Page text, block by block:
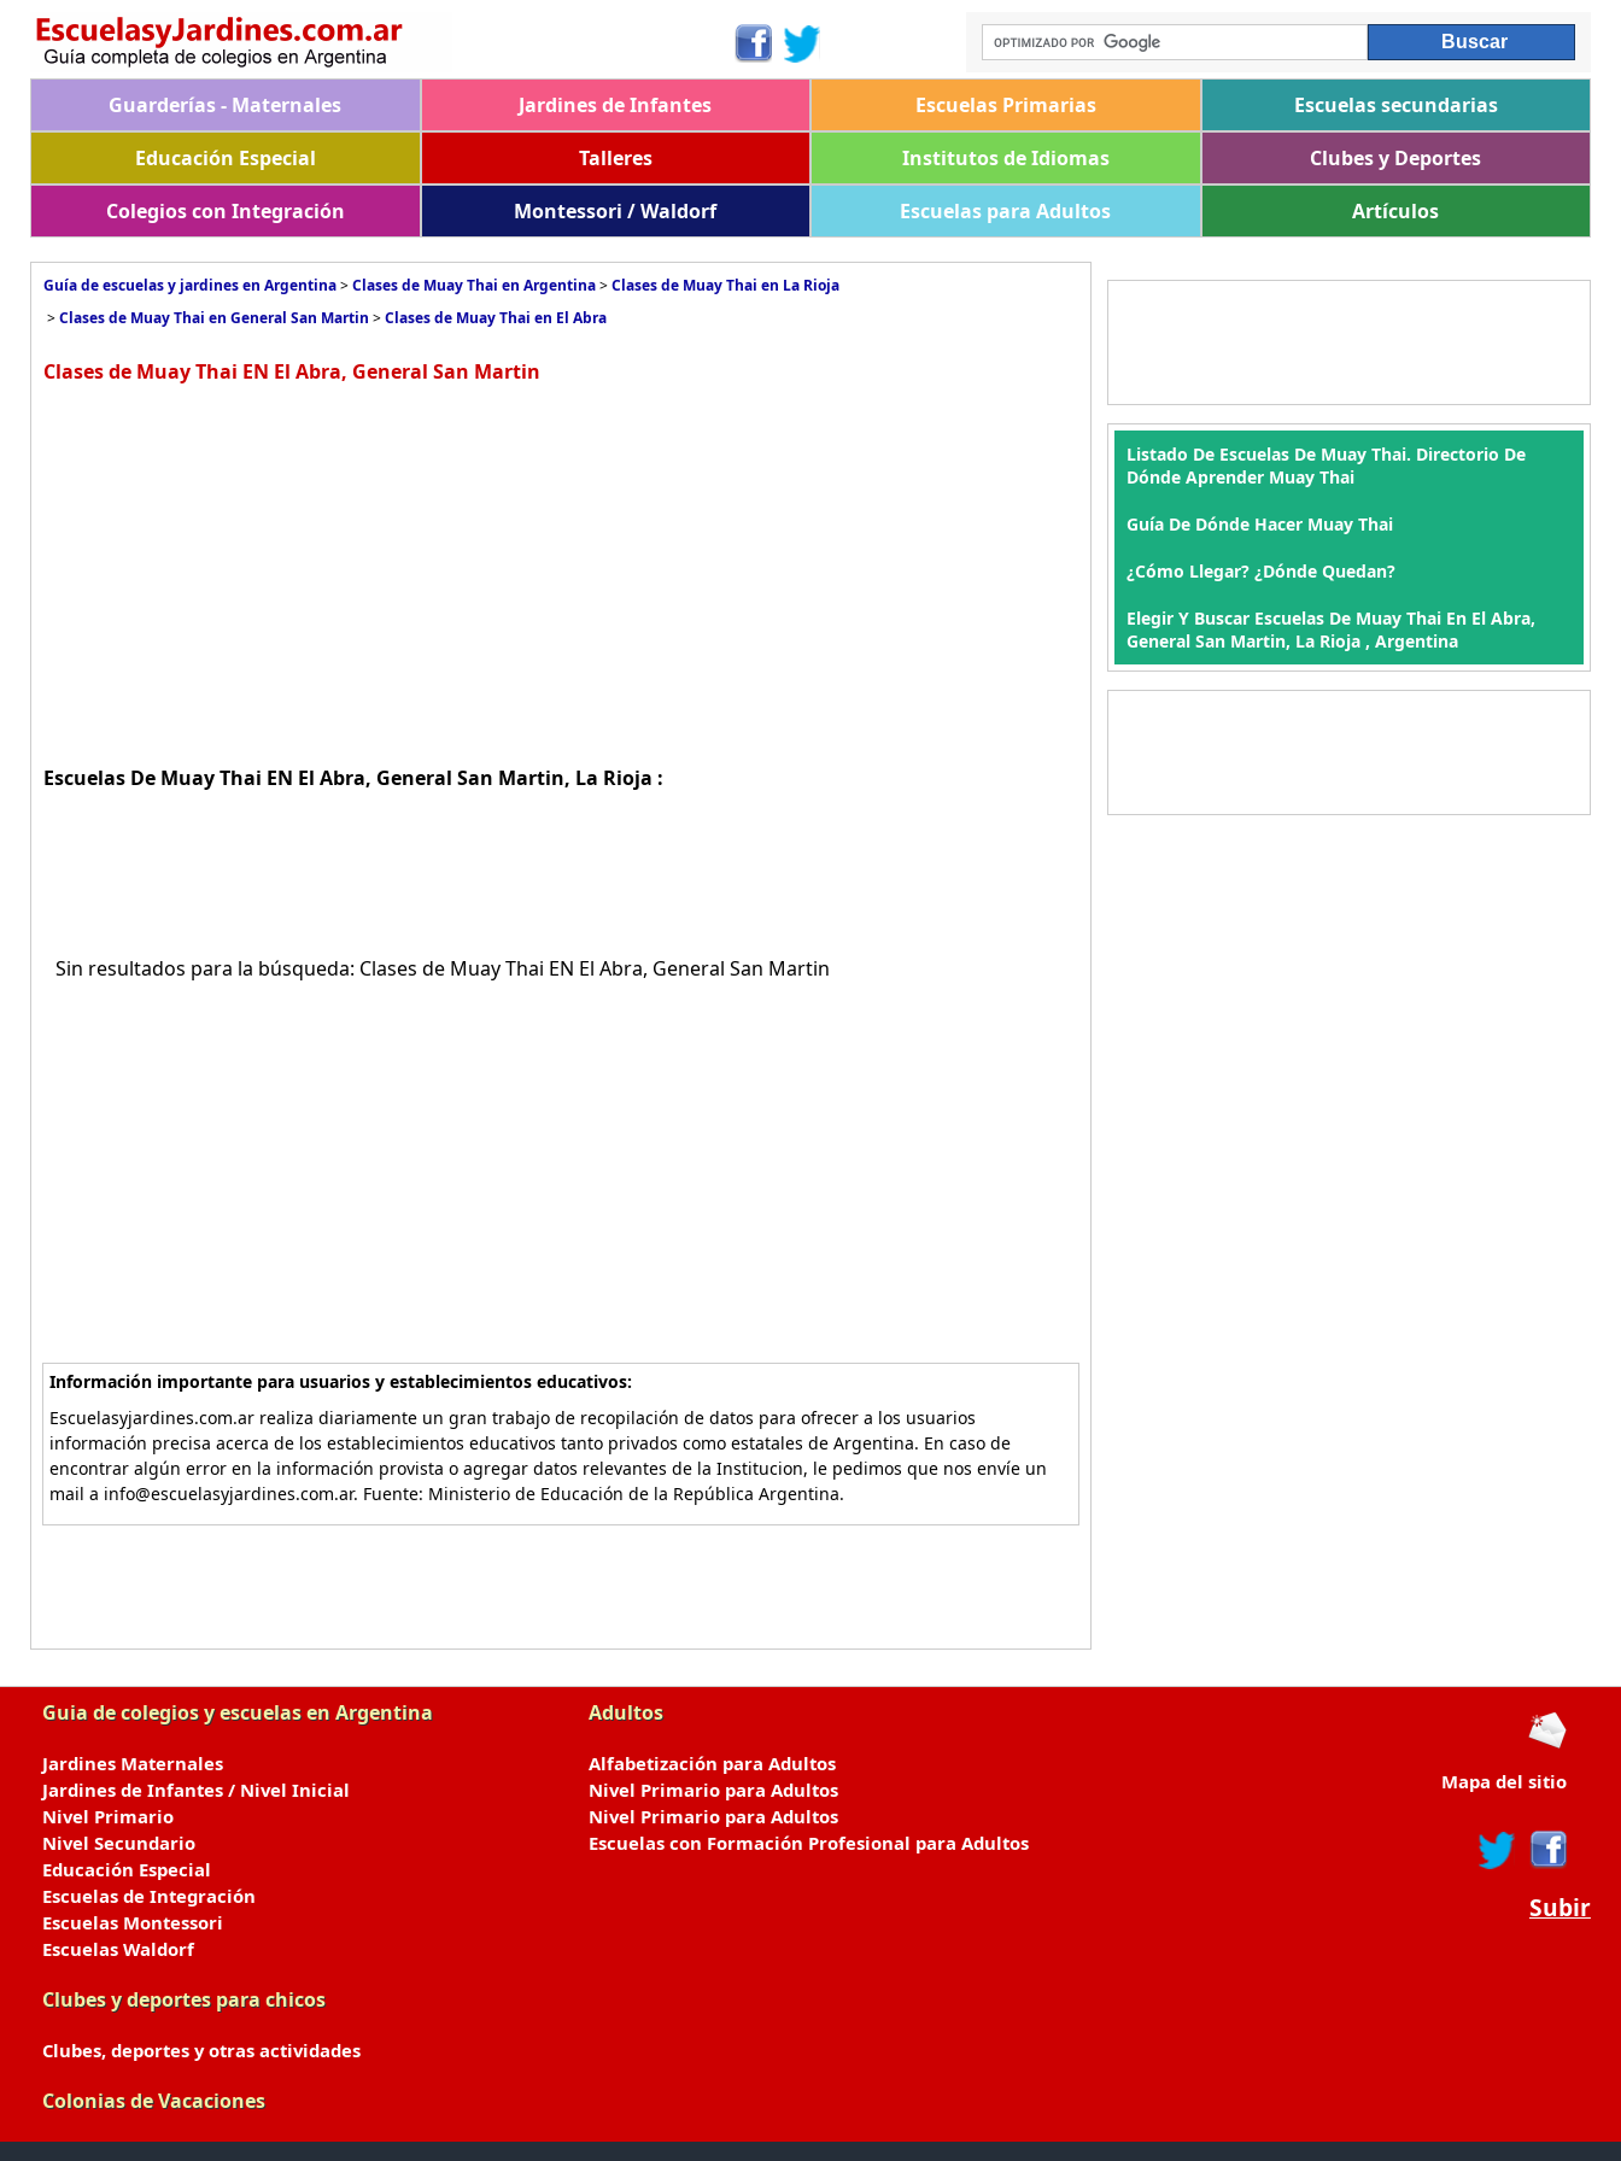
Guarderías - Maternales Jardines de Infantes Escuelas Primarias
Escuelas secundarias
Educación Especial
Talleres Institutos de Idiomas
Clubes y Deportes
Colegios con Integración
Montessori / Waldorf Escuelas para Adultos Artículos
Guía de escuelas y jardines en Argentina>Clases de Muay Thai en Argentina>Clases de Muay Thai en La Rioja
>Clases de Muay Thai en General San Martin >Clases de Muay Thai en El Abra
Clases de Muay Thai EN El Abra, General San Martin
Escuelas De Muay Thai EN El Abra, General San Martin, La Rioja :
Sin resultados para la búsqueda: Clases de Muay Thai EN El Abra, General San Martin
Información importante para usuarios y establecimientos educativos:
Escuelasyjardines.com.ar realiza diariamente un gran trabajo de recopilación de datos para ofrecer a los usuarios
información precisa acerca de los establecimientos educativos tanto privados como estatales de Argentina. En caso de
encontrar algún error en la información provista o agregar datos relevantes de la Institucion, le pedimos que nos envíe un
mail a info@escuelasyjardines.com.ar. Fuente: Ministerio de Educación de la República Argentina.
Listado De Escuelas De Muay Thai. Directorio De
Dónde Aprender Muay Thai
Guía De Dónde Hacer Muay Thai
¿Cómo Llegar? ¿Dónde Quedan?
Elegir Y Buscar Escuelas De Muay Thai En El Abra,
General San Martin, La Rioja , Argentina
Guia de colegios y escuelas en Argentina
Jardines Maternales
Jardines de Infantes / Nivel Inicial
Nivel Primario
Nivel Secundario
Educación Especial
Escuelas de Integración
Escuelas Montessori
Escuelas Waldorf
Clubes y deportes para chicos
Clubes, deportes y otras actividades
Colonias de Vacaciones
Adultos
Alfabetización para Adultos
Nivel Primario para Adultos
Nivel Primario para Adultos
Escuelas con Formación Profesional para Adultos
Mapa del sitio
Subir